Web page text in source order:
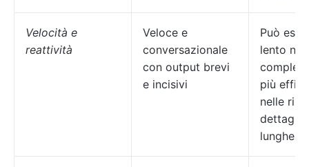
Velocità e
reattività
Veloce e
conversazionale
con output brevi
e incisivi
Può
lento
più
nelle
lunghe.